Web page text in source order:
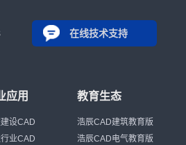
在线技术支持
应用
设CAD
业CAD
教育生态
浩辰CAD建筑教育版
浩辰CAD电气教育版